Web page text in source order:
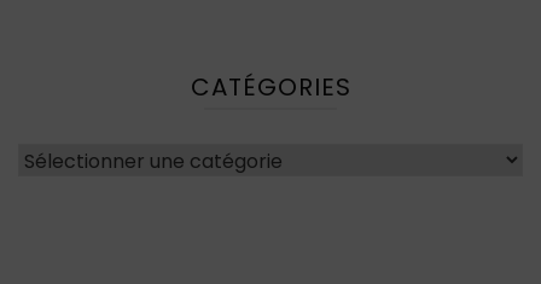
CATÉGORIES
Catégories